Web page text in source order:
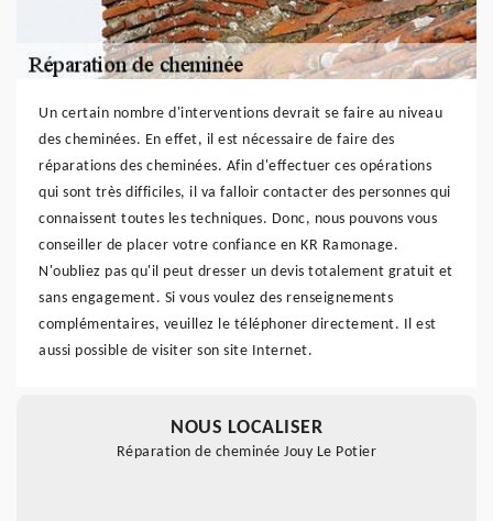
Un certain nombre d'interventions devrait se faire au niveau
des cheminées. En effet, il est nécessaire de faire des
réparations des cheminées. Afin d'effectuer ces opérations
qui sont très difficiles, il va falloir contacter des personnes qui
connaissent toutes les techniques. Donc, nous pouvons vous
conseiller de placer votre confiance en KR Ramonage.
N'oubliez pas qu'il peut dresser un devis totalement gratuit et
sans engagement. Si vous voulez des renseignements
complémentaires, veuillez le téléphoner directement. Il est
aussi possible de visiter son site Internet.
NOUS LOCALISER
Réparation de cheminée Jouy Le Potier